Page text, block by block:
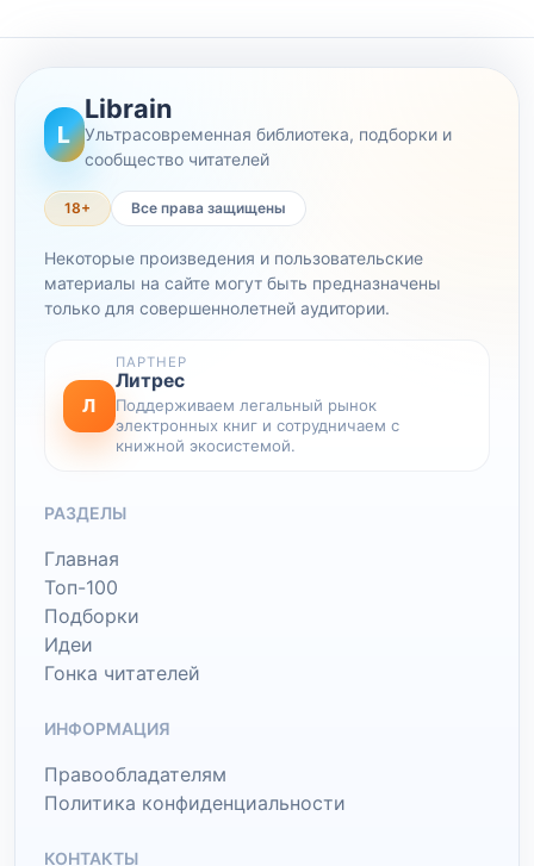
L
Librain
Ультрасовременная библиотека, подборки и
сообщество читателей
18+ Все права защищены
Некоторые произведения и пользовательские
материалы на сайте могут быть предназначены
только для совершеннолетней аудитории.
Л
ПАРТНЕР
Литрес
Поддерживаем легальный рынок
электронных книг и сотрудничаем с
книжной экосистемой.
РАЗДЕЛЫ
Главная
Топ-100
Подборки
Идеи
Гонка читателей
ИНФОРМАЦИЯ
Правообладателям
Политика конфиденциальности
КОНТАКТЫ